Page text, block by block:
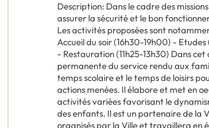
Description: Dans le cadre des
assurer la sécurité et le bon
Les activités proposées sont
Accueil du soir (16h30-19h00) -
- Restauration (11h25-13h30) Dans
permanente du service rendu aux
temps scolaire et le temps de loisirs
actions menées. Il élabore et met en
activités variées favorisant le
des enfants. Il est un partenaire de la
organisés par la Ville et travaillera en